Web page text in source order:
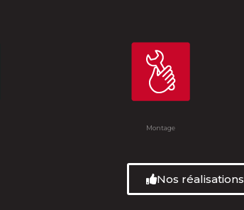
Montage
Nos réalisations